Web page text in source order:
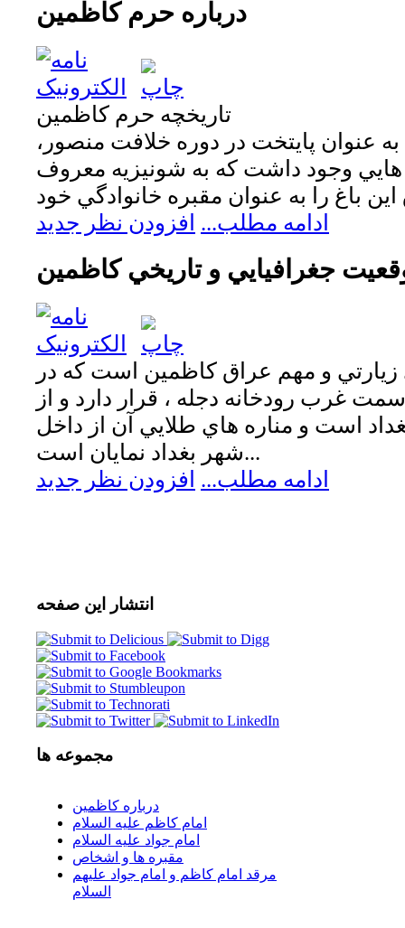
درباره حرم كاظمين
تاريخچه حرم كاظمين
به عنوان پايتخت در دوره خلافت منصور،
هايي وجود داشت كه به شونيزيه معروف
ادامه مطلب... افزودن نظر جدید
جغرافيايي و تاريخي كاظمين
زيارتي و مهم عراق كاظمين است كه در
غرب رودخانه دجله ، قرار دارد و از
است و مناره هاي طلايي آن از داخل
شهر بغداد نمايان است...
ادامه مطلب... افزودن نظر جدید
انتشار این صفحه
مجموعه ها
درباره كاظمين
امام كاظم عليه السلام
امام جواد عليه السلام
مقبره ها و اشخاص
مرقد امام كاظم و امام جواد عليهم
السلام